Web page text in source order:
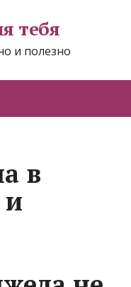
тебя
и полезно
в
и